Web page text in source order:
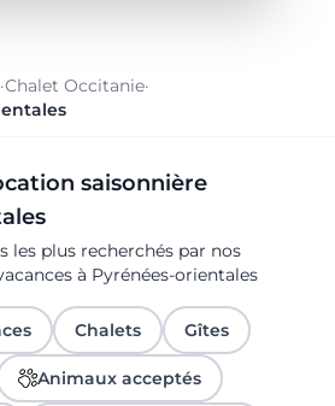
·Chalet Occitanie·
saisonnière
les plus recherchés par nos
à Pyrénées-orientales
Chalets Gîtes
Animaux acceptés